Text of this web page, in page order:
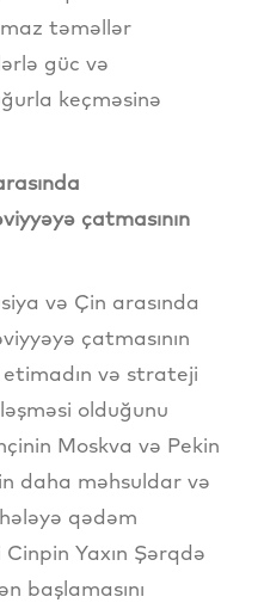
təməllər
güc və
keçməsinə
çatmasının
və Çin arasında
çatmasının
etimadın və strateji
olduğunu
Moskva və Pekin
daha məhsuldar və
qədəm
Yaxın Şərqdə
başlamasını